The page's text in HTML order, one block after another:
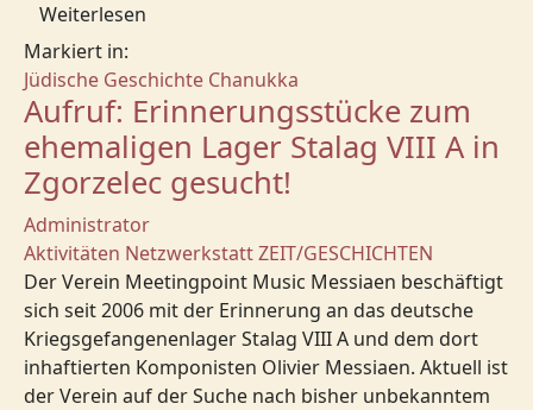
Weiterlesen
Markiert in:
Jüdische Geschichte Chanukka
Aufruf: Erinnerungsstücke zum
ehemaligen Lager Stalag VIII A in
Zgorzelec gesucht!
Administrator
Aktivitäten NetzwerkstattZEIT/GESCHICHTEN
Der Verein Meetingpoint Music Messiaen beschäftigt
sich seit 2006 mit der Erinnerung an das deutsche
Kriegsgefangenenlager Stalag VIII A und dem dort
inhaftierten Komponisten Olivier Messiaen. Aktuell ist
der Verein auf der Suche nach bisher unbekanntem